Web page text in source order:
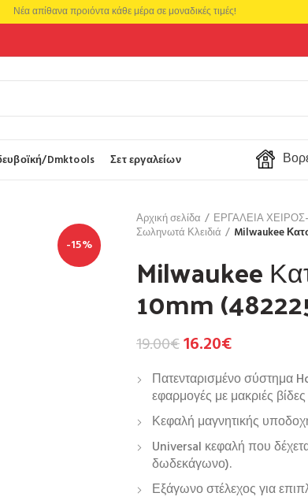
Dmktools Σετ εργαλείων
-15%
Αρχική σελίδα ΕΡΓΑΛΕΙΑ
Σωληνωτά Κλειδιά
Milwaukee
Milwaukee
10mm
19.00€16.20€
Πατενταρισμένο σύστημα
εφαρμογές με μακριές βίδες
Κεφαλή μαγνητικής
Universal κεφαλή που
δωδεκάγωνο).
Εξάγωνο στέλεχος για
Νέα απίθανα προιόντα κάθε μέρα σε μοναδικές τιμές!